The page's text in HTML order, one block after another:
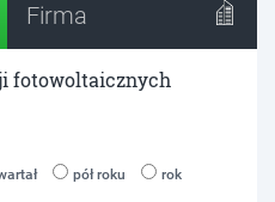
Firma
fotowoltaicznych
pół roku rok